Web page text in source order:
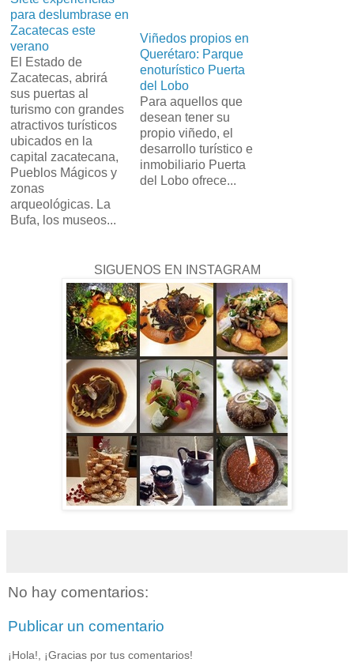
para deslumbrase en
Zacatecas este
verano
El Estado de
Zacatecas, abrirá
sus puertas al
turismo con grandes
atractivos turísticos
ubicados en la
capital zacatecana,
Pueblos Mágicos y
zonas
arqueológicas. La
Bufa, los museos...
Viñedos propios en
Querétaro: Parque
enoturístico Puerta
del Lobo
Para aquellos que
desean tener su
propio viñedo, el
desarrollo turístico e
inmobiliario Puerta
del Lobo ofrece...
SIGUENOS EN INSTAGRAM
No hay comentarios:
Publicar un comentario
¡Hola!, ¡Gracias por tus comentarios!